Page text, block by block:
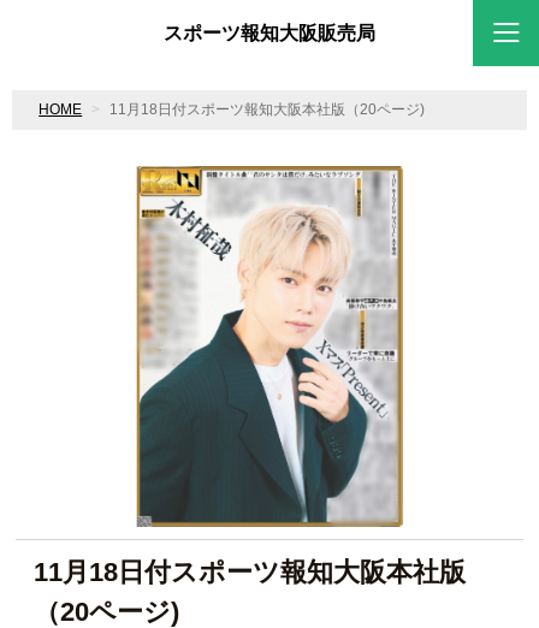
スポーツ報知大阪販売局
HOME 11月18日付スポーツ報知大阪本社版（20ページ)
11月18日付スポーツ報知大阪本社版
（20ページ)